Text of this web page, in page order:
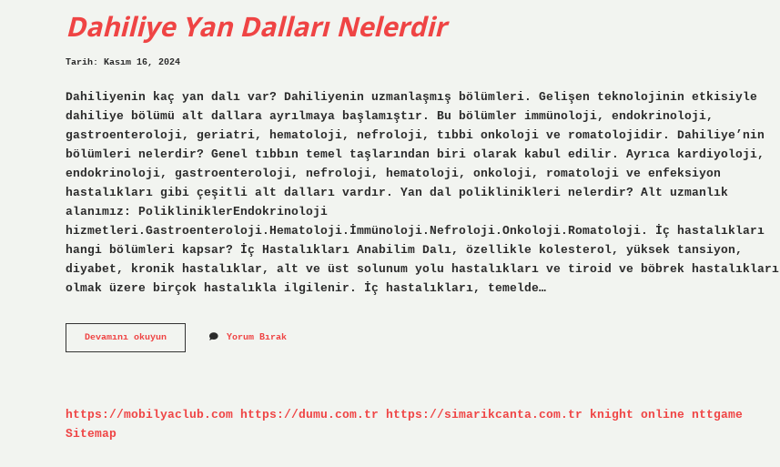
Dahiliye Yan Dalları Nelerdir
Tarih: Kasım 16, 2024
Dahiliyenin kaç yan dalı var? Dahiliyenin uzmanlaşmış bölümleri. Gelişen teknolojinin etkisiyle
dahiliye bölümü alt dallara ayrılmaya başlamıştır. Bu bölümler immünoloji, endokrinoloji,
gastroenteroloji, geriatri, hematoloji, nefroloji, tıbbi onkoloji ve romatolojidir. Dahiliye’nin
bölümleri nelerdir? Genel tıbbın temel taşlarından biri olarak kabul edilir. Ayrıca kardiyoloji,
endokrinoloji, gastroenteroloji, nefroloji, hematoloji, onkoloji, romatoloji ve enfeksiyon
hastalıkları gibi çeşitli alt dalları vardır. Yan dal poliklinikleri nelerdir? Alt uzmanlık
alanımız: PolikliniklerEndokrinoloji
hizmetleri.Gastroenteroloji.Hematoloji.İmmünoloji.Nefroloji.Onkoloji.Romatoloji. İç hastalıkları
hangi bölümleri kapsar? İç Hastalıkları Anabilim Dalı, özellikle kolesterol, yüksek tansiyon,
diyabet, kronik hastalıklar, alt ve üst solunum yolu hastalıkları ve tiroid ve böbrek hastalıkları
olmak üzere birçok hastalıkla ilgilenir. İç hastalıkları, temelde…
Devamını okuyunDahiliye
Yan
Yorum Bırak
https://mobilyaclub.com https://dumu.com.tr https://simarikcanta.com.tr knight online
nttgame
Sitemap